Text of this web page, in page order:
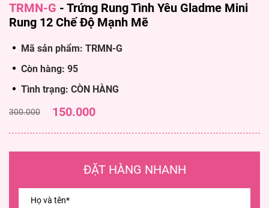
TRMN-G - Trứng Rung Tình Yêu Gladme Mini
Rung 12 Chế Độ Mạnh Mẽ
Mã sản phẩm: TRMN-G
Còn hàng: 95
Tình trạng: CÒN HÀNG
300.000 150.000
ĐẶT HÀNG NHANH